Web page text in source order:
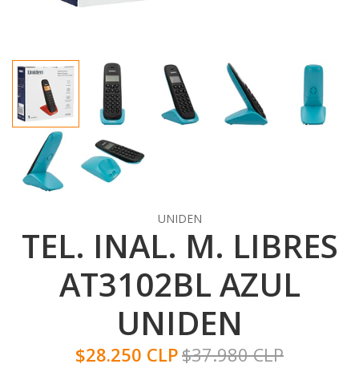
UNIDEN
TEL. INAL. M. LIBRES
AT3102BL AZUL
UNIDEN
$28.250 CLP$37.980 CLP